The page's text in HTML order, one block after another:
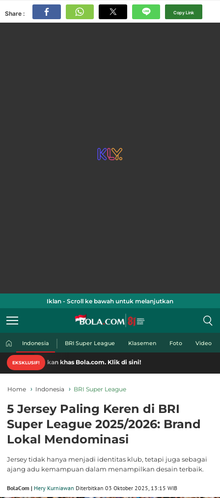
Share : Copy Link
Iklan - Scroll ke bawah untuk melanjutkan
Indonesia BRI Super League Klasemen Foto Video
EKSKLUSIF!
khas Bola.com. Klik di sini!
Home Indonesia BRI Super League
5 Jersey Paling Keren di BRI
Super League 2025/2026: Brand
Lokal Mendominasi
Jersey tidak hanya menjadi identitas klub, tetapi juga sebagai
ajang adu kemampuan dalam menampilkan desain terbaik.
BolaCom | Hery Kurniawan Diterbitkan 03 Oktober 2025, 13:15 WIB